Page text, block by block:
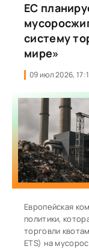
Гуджарат, где
отдельные
ЕС
систему
мире»
09 июл 2026,
Европейская
политики,
торговли
ETS) на